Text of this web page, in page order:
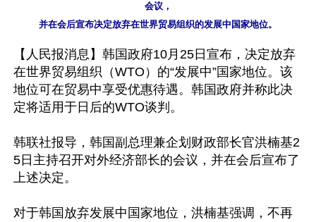
会议，
【人民报消息】韩国政府10月25日宣布，决定放弃
在世界贸易组织（WTO）的“发展中”国家地位。该
地位可在贸易中享受优惠待遇。韩国政府并称此决
定将适用于日后的WTO谈判。
韩联社报导，韩国副总理兼企划财政部长官洪楠基2
5日主持召开对外经济部长的会议，并在会后宣布了
上述决定。
对于韩国放弃发展中国家地位，洪楠基强调，不再